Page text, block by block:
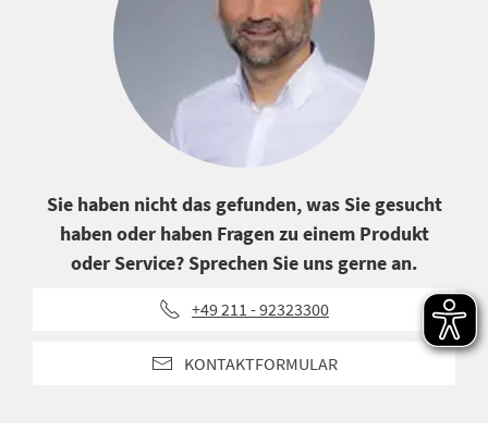
Sie haben nicht das gefunden, was Sie gesucht
haben oder haben Fragen zu einem Produkt
oder Service? Sprechen Sie uns gerne an.
+49 211 - 92323300
KONTAKTFORMULAR